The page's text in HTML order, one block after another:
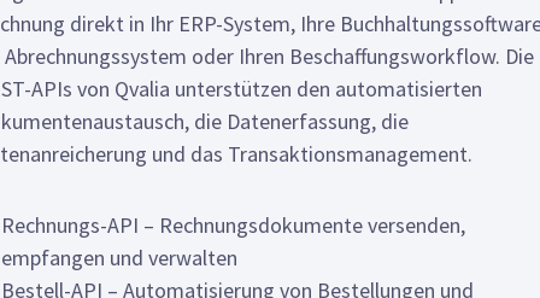
direkt in Ihr ERP-System, Ihre
Abrechnungssystem oder Ihren Beschaffungsworkflow. Die
APIs von Qvalia unterstützen den automatisierten
die Datenerfassung, die
und das Transaktionsmanagement.
Rechnungs-API – Rechnungsdokumente versenden,
empfangen und verwalten
Bestell-API – Automatisierung von Bestellungen und